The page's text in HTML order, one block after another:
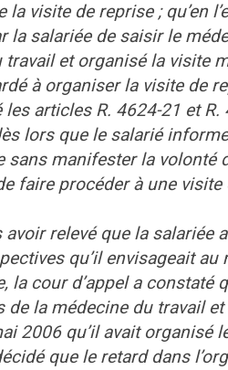
la visite de reprise ; qu’en
la salariée de saisir le
et organisé la visite
à organiser la visite de
les articles R. 4624-21 et
lors que le salarié
sans manifester la volonté
faire procéder à une
avoir relevé que la
qu’il envisageait
la cour d’appel a constaté
de la médecine du travail
2006 qu’il avait organisé
que le retard dans